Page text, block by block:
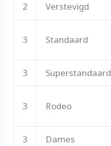
2 Verstevigd
3 Standaard
3 Superstandaard
3 Rodeo
3 Dames